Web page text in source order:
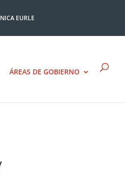
EURLE
ÁREAS DE GOBIERNO